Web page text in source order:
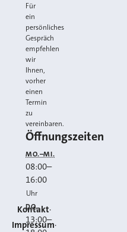
Kontakt
Impressum
Für
ein
persönliches
Gespräch
empfehlen
wir
Ihnen,
vorher
einen
Termin
zu
vereinbaren.
Öffnungszeiten
MO.–MI.
08:00–
16:00
Uhr
DO.
13:00–